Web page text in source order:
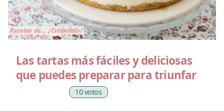
Las tartas más fáciles y deliciosas
que puedes preparar para triunfar
10 votos